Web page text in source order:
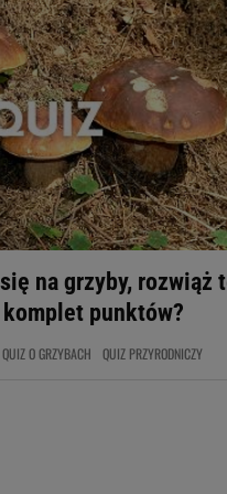
na grzyby, rozwiąż
punktów?
QUIZ O GRZYBACH QUIZ PRZYRODNICZY